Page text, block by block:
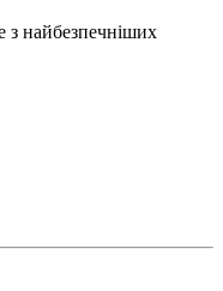
з найбезпечніших